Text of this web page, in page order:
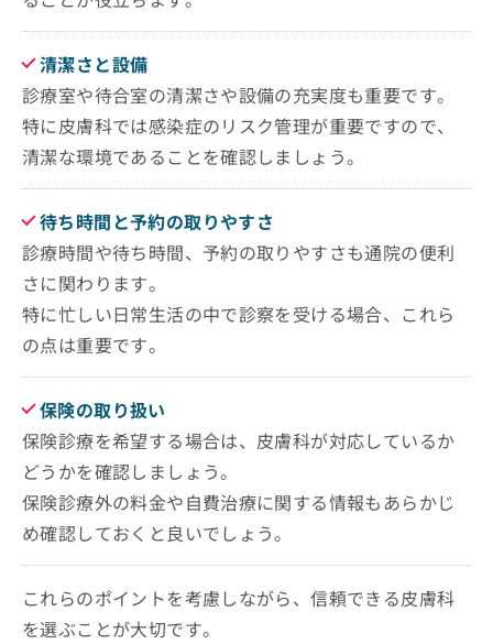
清潔さと設備
診療室や待合室の清潔さや設備の充実度も重要です。
特に皮膚科では感染症のリスク管理が重要ですので、
清潔な環境であることを確認しましょう。
待ち時間と予約の取りやすさ
診療時間や待ち時間、予約の取りやすさも通院の便利
さに関わります。
特に忙しい日常生活の中で診察を受ける場合、これら
の点は重要です。
保険の取り扱い
保険診療を希望する場合は、皮膚科が対応しているか
どうかを確認しましょう。
保険診療外の料金や自費治療に関する情報もあらかじ
め確認しておくと良いでしょう。
これらのポイントを考慮しながら、信頼できる皮膚科
を選ぶことが大切です。
い
合
わ
せ
は
こ
ち
ら